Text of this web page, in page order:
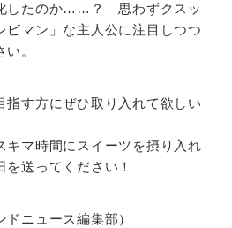
したのか……？ 思わずクスッ
ビマン」な主人公に注目しつつ
。
指す方にぜひ取り入れて欲しい
キマ時間にスイーツを摂り入れ
送ってください！
ドニュース編集部）